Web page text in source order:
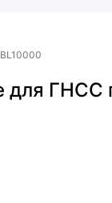
для ГНСС